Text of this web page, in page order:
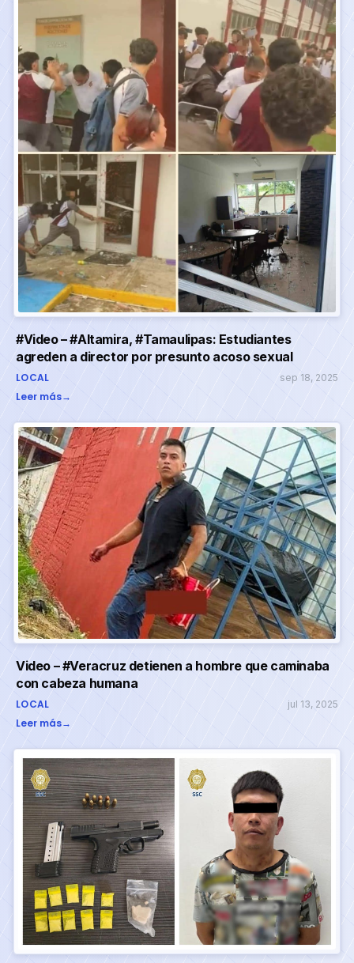
#Video – #Altamira, #Tamaulipas: Estudiantes
agreden a director por presunto acoso sexual
LOCAL sep 18, 2025
Leer más→
Video – #Veracruz detienen a hombre que caminaba
con cabeza humana
LOCAL jul 13, 2025
Leer más→